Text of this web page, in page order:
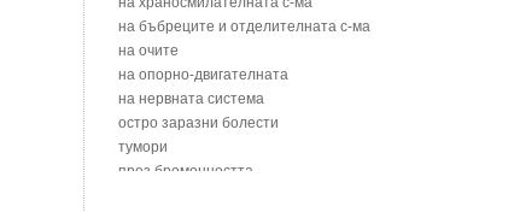
Бобови шушулки - Phaseolus Vulgaris L.
Божур - Paeonia Decora
Борови връхчета - Pinus sylvestris
Босилек - Ocimum Basillicum
Брей - Tamus Communis
Брош - Rubia tinctorum L.
Бръшлян - Hedera helix L.
на бъбреците и отделителната с-ма
на очите
на опорно-двигателната
на нервната система
остро заразни болести
тумори
през бременността